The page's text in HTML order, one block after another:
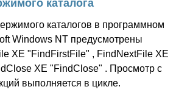
каталога
каталогов в программном
Windows NT предусмотрены
XE "FindFirstFile" , FindNextFile XE
XE "FindClose" . Просмотр с
выполняется в цикле.